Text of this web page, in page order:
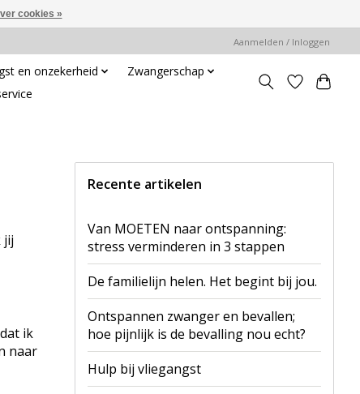
Aanmelden / Inloggen
en onzekerheid
Zwangerschap
jij
ik
naar
Recente artikelen
Van MOETEN naar ontspanning:
stress verminderen in 3 stappen
De familielijn helen. Het begint bij jou.
Ontspannen zwanger en bevallen;
hoe pijnlijk is de bevalling nou echt?
Hulp bij vliegangst
cookies »